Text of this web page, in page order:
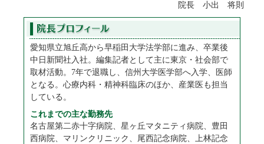
院長 小出 将則
愛知県立旭丘高から早稲田大学法学部に進み、卒業後
中日新聞社入社。編集記者として主に東京・社会部で
取材活動。7年で退職し、信州大学医学部へ入学、医師
となる。心療内科・精神科臨床のほか、産業医も担当
している。
これまでの主な勤務先
名古屋第二赤十字病院、星ヶ丘マタニティ病院、豊田
西病院、マリンクリニック、尾西記念病院、上林記念